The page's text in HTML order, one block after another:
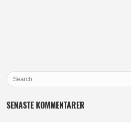
SENASTE KOMMENTARER